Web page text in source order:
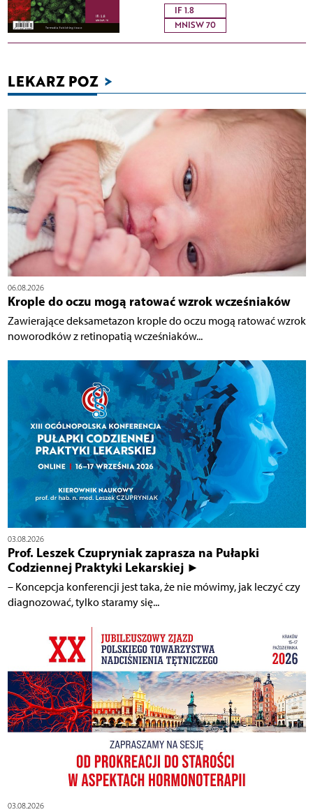
IF 1.8
MNISW 70
LEKARZ POZ >
06.08.2026
Krople do oczu mogą ratować wzrok wcześniaków
Zawierające deksametazon krople do oczu mogą ratować wzrok
noworodków z retinopatią wcześniaków...
03.08.2026
Prof. Leszek Czupryniak zaprasza na Pułapki
Codziennej Praktyki Lekarskiej ►
– Koncepcja konferencji jest taka, że nie mówimy, jak leczyć czy
diagnozować, tylko staramy się...
03.08.2026